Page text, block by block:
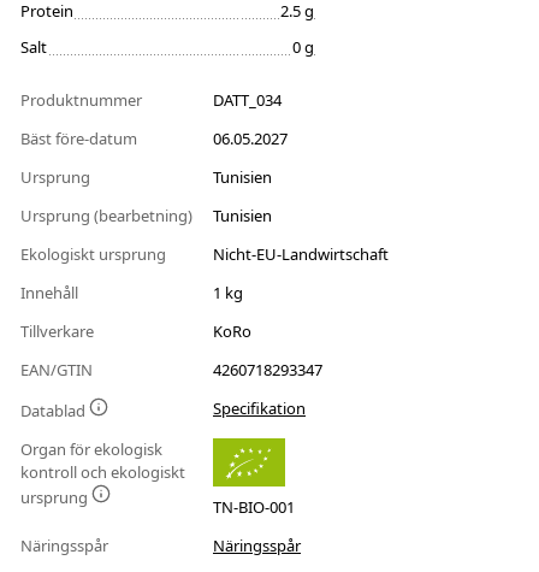
Protein
2.5 g
Salt
0 g
Produktnummer
DATT_034
Bäst före-datum
06.05.2027
Ursprung
Tunisien
Ursprung (bearbetning)
Tunisien
Ekologiskt ursprung
Nicht-EU-Landwirtschaft
Innehåll
1 kg
Tillverkare
KoRo
EAN/GTIN
4260718293347
Datablad
Specifikation
Organ för ekologisk
kontroll och ekologiskt
ursprung
TN-BIO-001
Näringsspår
Näringsspår